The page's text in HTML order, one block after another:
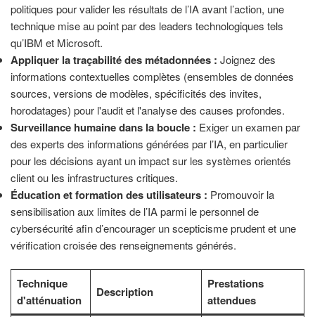
politiques pour valider les résultats de l’IA avant l’action, une
technique mise au point par des leaders technologiques tels
qu’IBM et Microsoft.
Appliquer la traçabilité des métadonnées : Joignez des
informations contextuelles complètes (ensembles de données
sources, versions de modèles, spécificités des invites,
horodatages) pour l'audit et l'analyse des causes profondes.
Surveillance humaine dans la boucle : Exiger un examen par
des experts des informations générées par l’IA, en particulier
pour les décisions ayant un impact sur les systèmes orientés
client ou les infrastructures critiques.
Éducation et formation des utilisateurs : Promouvoir la
sensibilisation aux limites de l’IA parmi le personnel de
cybersécurité afin d’encourager un scepticisme prudent et une
vérification croisée des renseignements générés.
Technique
d'atténuation
Description
Prestations
attendues